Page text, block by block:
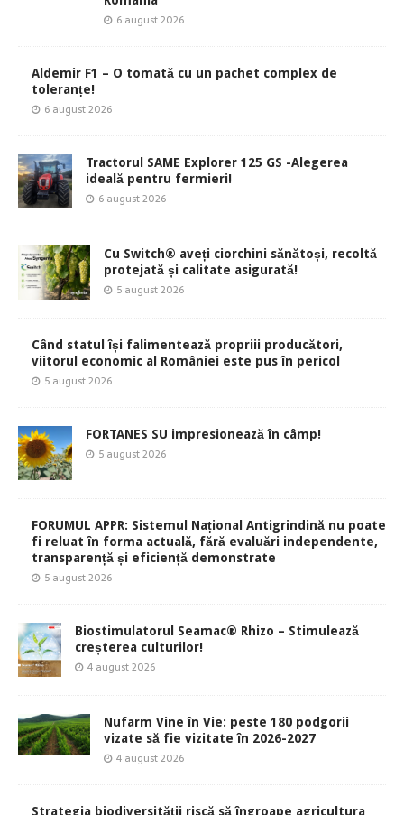
6 august 2026
Aldemir F1 – O tomată cu un pachet complex de
toleranțe!
6 august 2026
Tractorul SAME Explorer 125 GS -Alegerea
ideală pentru fermieri!
6 august 2026
Cu Switch® aveți ciorchini sănătoși, recoltă
protejată și calitate asigurată!
5 august 2026
Când statul își falimentează propriii producători,
viitorul economic al României este pus în pericol
5 august 2026
FORTANES SU impresionează în câmp!
5 august 2026
FORUMUL APPR: Sistemul Național Antigrindină nu poate
fi reluat în forma actuală, fără evaluări independente,
transparență și eficiență demonstrate
5 august 2026
Biostimulatorul Seamac® Rhizo – Stimulează
creșterea culturilor!
4 august 2026
Nufarm Vine în Vie: peste 180 podgorii
vizate să fie vizitate în 2026-2027
4 august 2026
Strategia biodiversității riscă să îngroape agricultura